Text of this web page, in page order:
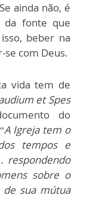
ainda não, é
da fonte que
beber na
com Deus.
vida tem de
et Spes
do
“A Igreja tem o
tempos e
respondendo
sobre o
sua mútua